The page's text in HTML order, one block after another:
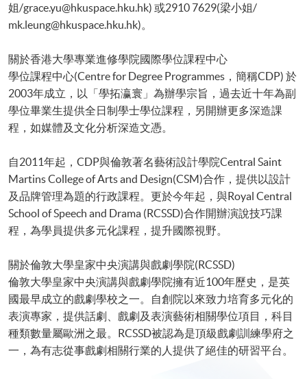
姐/grace.yu@hkuspace.hku.hk) 或2910 7629(梁小姐/
mk.leung@hkuspace.hku.hk)。
關於香港大學專業進修學院國際學位課程中心
學位課程中心(Centre for Degree Programmes，簡稱CDP) 於
2003年成立，以「學拓瀛寰」為辦學宗旨，過去近十年為副
學位畢業生提供全日制學士學位課程，另開辦更多深造課
程，如媒體及文化分析深造文憑。
自2011年起，CDP與倫敦著名藝術設計學院Central Saint
Martins College of Arts and Design(CSM)合作，提供以設計
及品牌管理為題的行政課程。更於今年起，與Royal Central
School of Speech and Drama (RCSSD)合作開辦演說技巧課
程，為學員提供多元化課程，提升國際視野。
關於倫敦大學皇家中央演講與戲劇學院(RCSSD)
倫敦大學皇家中央演講與戲劇學院擁有近100年歷史，是英
國最早成立的戲劇學校之一。自創院以來致力培育多元化的
表演專家，提供話劇、戲劇及表演藝術相關學位項目，科目
種類數量屬歐洲之最。RCSSD被認為是頂級戲劇訓練學府之
一，為有志從事戲劇相關行業的人提供了絕佳的研習平台。